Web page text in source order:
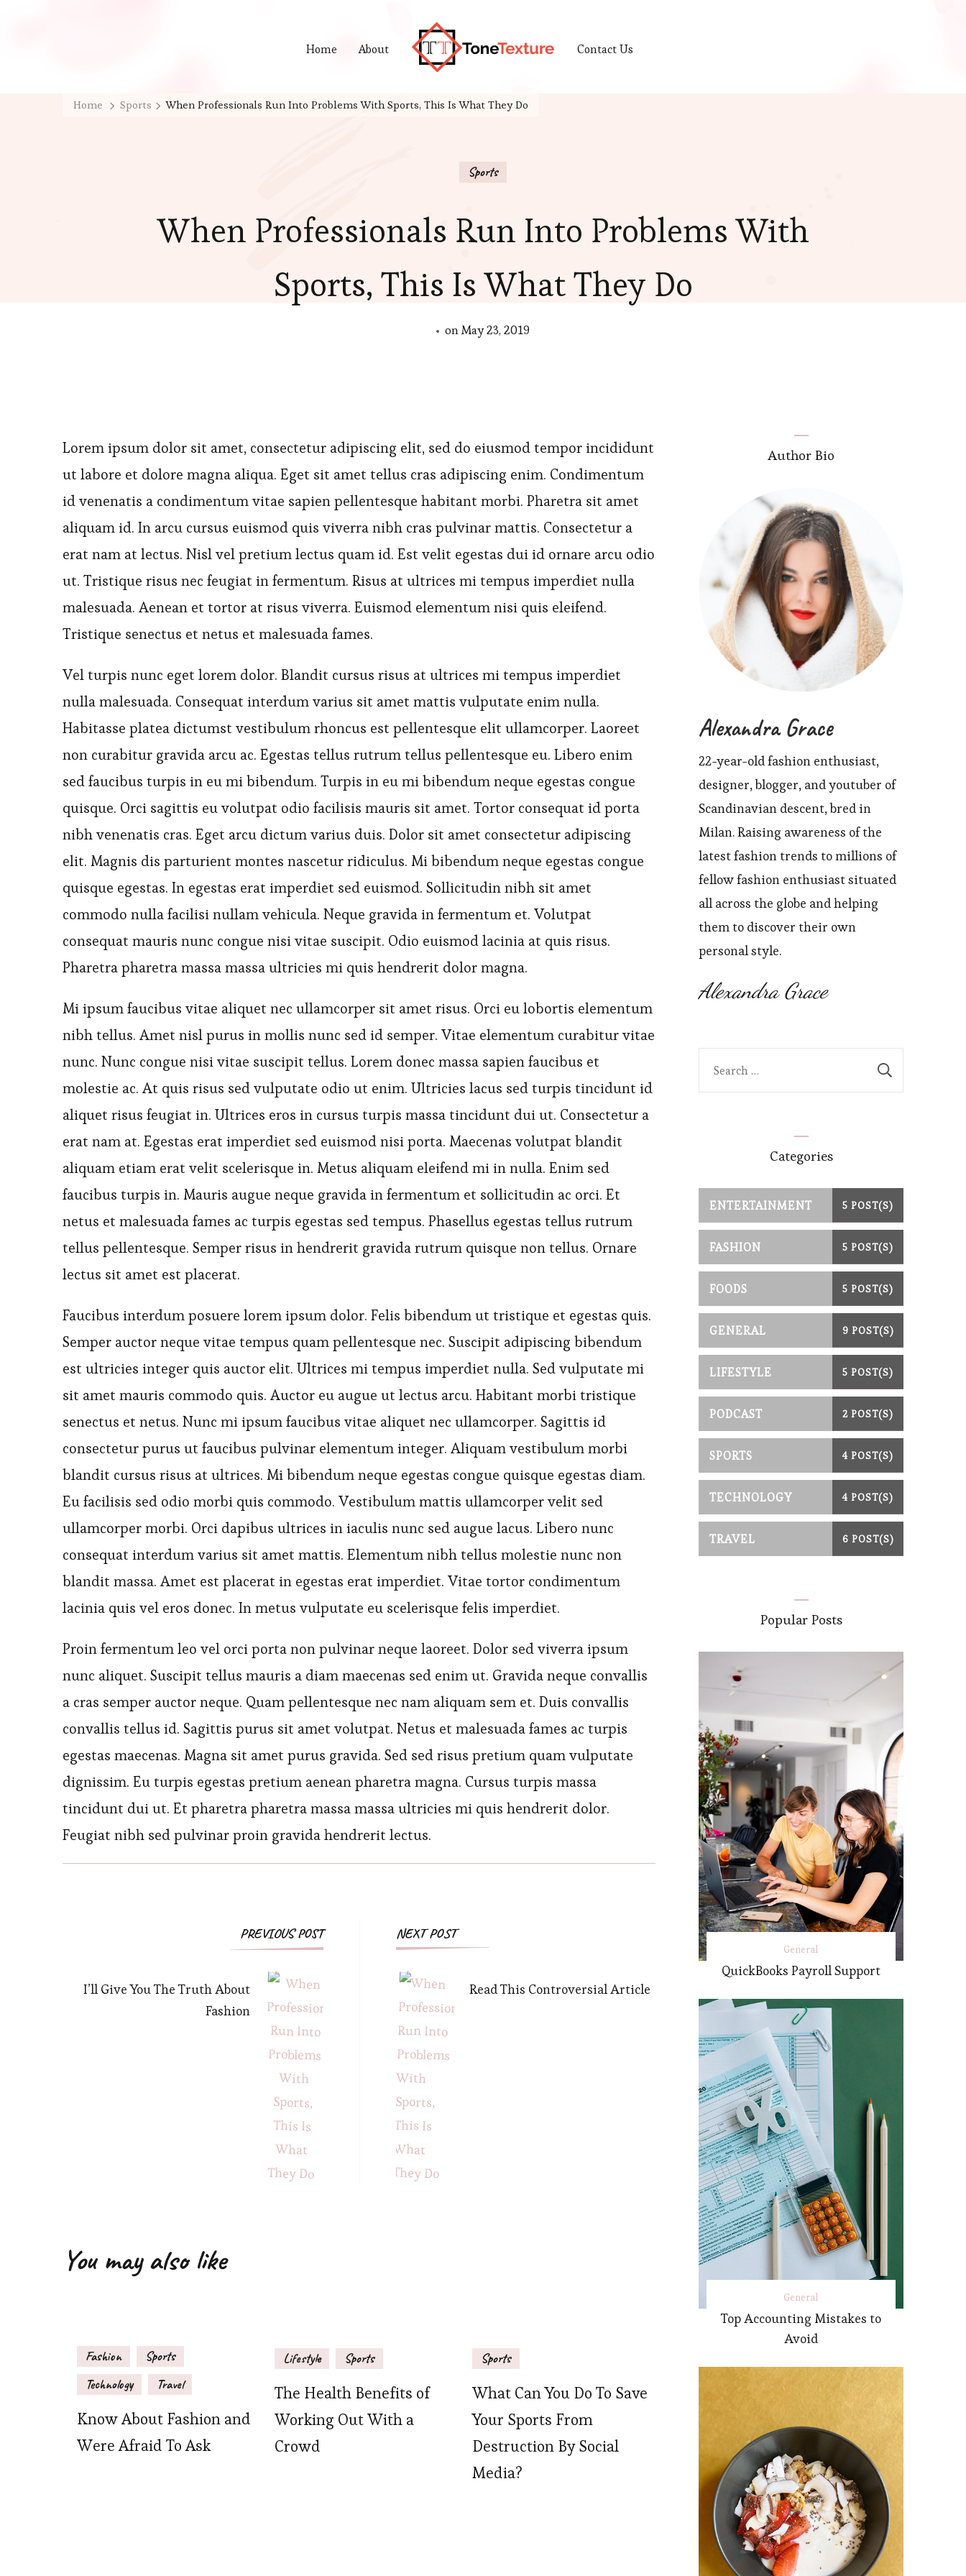
Home About Contact Us
Home Sports When Professionals Run Into Problems With Sports, This Is What They Do
Sports
When Professionals Run Into Problems With
Sports, This Is What They Do
onMay 23, 2019
Lorem ipsum dolor sit amet, consectetur adipiscing elit, sed do eiusmod tempor incididunt
ut labore et dolore magna aliqua. Eget sit amet tellus cras adipiscing enim. Condimentum
id venenatis a condimentum vitae sapien pellentesque habitant morbi. Pharetra sit amet
aliquam id. In arcu cursus euismod quis viverra nibh cras pulvinar mattis. Consectetur a
erat nam at lectus. Nisl vel pretium lectus quam id. Est velit egestas dui id ornare arcu odio
ut. Tristique risus nec feugiat in fermentum. Risus at ultrices mi tempus imperdiet nulla
malesuada. Aenean et tortor at risus viverra. Euismod elementum nisi quis eleifend.
Tristique senectus et netus et malesuada fames.
Vel turpis nunc eget lorem dolor. Blandit cursus risus at ultrices mi tempus imperdiet
nulla malesuada. Consequat interdum varius sit amet mattis vulputate enim nulla.
Habitasse platea dictumst vestibulum rhoncus est pellentesque elit ullamcorper. Laoreet
non curabitur gravida arcu ac. Egestas tellus rutrum tellus pellentesque eu. Libero enim
sed faucibus turpis in eu mi bibendum. Turpis in eu mi bibendum neque egestas congue
quisque. Orci sagittis eu volutpat odio facilisis mauris sit amet. Tortor consequat id porta
nibh venenatis cras. Eget arcu dictum varius duis. Dolor sit amet consectetur adipiscing
elit. Magnis dis parturient montes nascetur ridiculus. Mi bibendum neque egestas congue
quisque egestas. In egestas erat imperdiet sed euismod. Sollicitudin nibh sit amet
commodo nulla facilisi nullam vehicula. Neque gravida in fermentum et. Volutpat
consequat mauris nunc congue nisi vitae suscipit. Odio euismod lacinia at quis risus.
Pharetra pharetra massa massa ultricies mi quis hendrerit dolor magna.
Mi ipsum faucibus vitae aliquet nec ullamcorper sit amet risus. Orci eu lobortis elementum
nibh tellus. Amet nisl purus in mollis nunc sed id semper. Vitae elementum curabitur vitae
nunc. Nunc congue nisi vitae suscipit tellus. Lorem donec massa sapien faucibus et
molestie ac. At quis risus sed vulputate odio ut enim. Ultricies lacus sed turpis tincidunt id
aliquet risus feugiat in. Ultrices eros in cursus turpis massa tincidunt dui ut. Consectetur a
erat nam at. Egestas erat imperdiet sed euismod nisi porta. Maecenas volutpat blandit
aliquam etiam erat velit scelerisque in. Metus aliquam eleifend mi in nulla. Enim sed
faucibus turpis in. Mauris augue neque gravida in fermentum et sollicitudin ac orci. Et
netus et malesuada fames ac turpis egestas sed tempus. Phasellus egestas tellus rutrum
tellus pellentesque. Semper risus in hendrerit gravida rutrum quisque non tellus. Ornare
lectus sit amet est placerat.
Faucibus interdum posuere lorem ipsum dolor. Felis bibendum ut tristique et egestas quis.
Semper auctor neque vitae tempus quam pellentesque nec. Suscipit adipiscing bibendum
est ultricies integer quis auctor elit. Ultrices mi tempus imperdiet nulla. Sed vulputate mi
sit amet mauris commodo quis. Auctor eu augue ut lectus arcu. Habitant morbi tristique
senectus et netus. Nunc mi ipsum faucibus vitae aliquet nec ullamcorper. Sagittis id
consectetur purus ut faucibus pulvinar elementum integer. Aliquam vestibulum morbi
blandit cursus risus at ultrices. Mi bibendum neque egestas congue quisque egestas diam.
Eu facilisis sed odio morbi quis commodo. Vestibulum mattis ullamcorper velit sed
ullamcorper morbi. Orci dapibus ultrices in iaculis nunc sed augue lacus. Libero nunc
consequat interdum varius sit amet mattis. Elementum nibh tellus molestie nunc non
blandit massa. Amet est placerat in egestas erat imperdiet. Vitae tortor condimentum
lacinia quis vel eros donec. In metus vulputate eu scelerisque felis imperdiet.
Proin fermentum leo vel orci porta non pulvinar neque laoreet. Dolor sed viverra ipsum
nunc aliquet. Suscipit tellus mauris a diam maecenas sed enim ut. Gravida neque convallis
a cras semper auctor neque. Quam pellentesque nec nam aliquam sem et. Duis convallis
convallis tellus id. Sagittis purus sit amet volutpat. Netus et malesuada fames ac turpis
egestas maecenas. Magna sit amet purus gravida. Sed sed risus pretium quam vulputate
dignissim. Eu turpis egestas pretium aenean pharetra magna. Cursus turpis massa
tincidunt dui ut. Et pharetra pharetra massa massa ultricies mi quis hendrerit dolor.
Feugiat nibh sed pulvinar proin gravida hendrerit lectus.
PREVIOUS POST
I’ll Give You The Truth About
Fashion
NEXT POST
Read This Controversial Article
You may also like
Fashion
Sports
Technology
Travel
Know About Fashion and
Were Afraid To Ask
Lifestyle Sports
The Health Benefits of
Working Out With a
Crowd
Sports
What Can You Do To Save
Your Sports From
Destruction By Social
Media?
Author Bio
Alexandra Grace
22-year-old fashion enthusiast,
designer, blogger, and youtuber of
Scandinavian descent, bred in
Milan. Raising awareness of the
latest fashion trends to millions of
fellow fashion enthusiast situated
all across the globe and helping
them to discover their own
personal style.
Alexandra Grace
Categories
ENTERTAINMENT 5 POST(S)
FASHION 5 POST(S)
FOODS 5 POST(S)
GENERAL 9 POST(S)
LIFESTYLE 5 POST(S)
PODCAST 2 POST(S)
SPORTS 4 POST(S)
TECHNOLOGY 4 POST(S)
TRAVEL 6 POST(S)
Popular Posts
General
QuickBooks Payroll Support
General
Top Accounting Mistakes to
Avoid